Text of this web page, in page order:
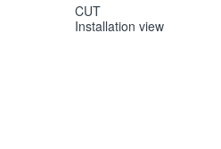
CUT
Installation view